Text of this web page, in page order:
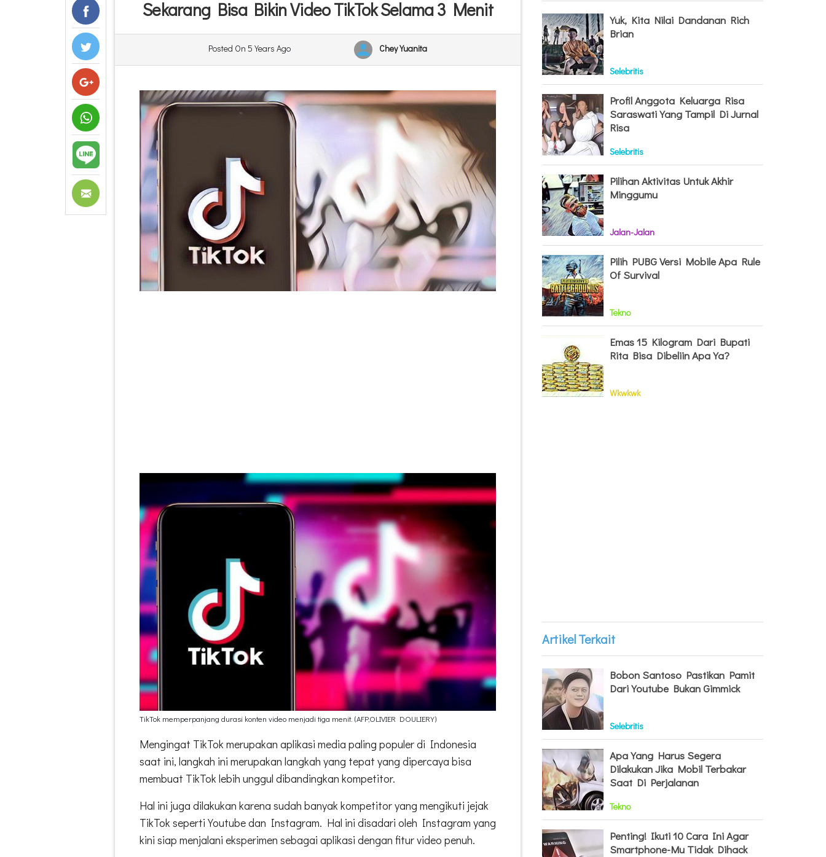
Sekarang Bisa Bikin Video TikTok Selama 3 Menit
Posted On 5 Years Ago Chey Yuanita
TikTok memperpanjang durasi konten video menjadi tiga menit. (AFP,OLIVIER DOULIERY)
Mengingat TikTok merupakan aplikasi media paling populer di Indonesia
saat ini, langkah ini merupakan langkah yang tepat yang dipercaya bisa
membuat TikTok lebih unggul dibandingkan kompetitor.
Hal ini juga dilakukan karena sudah banyak kompetitor yang mengikuti jejak
TikTok seperti Youtube dan Instagram. Hal ini disadari oleh Instagram yang
kini siap menjalani eksperimen sebagai aplikasi dengan fitur video penuh.
Yuk, Kita Nilai Dandanan Rich
Brian
Selebritis
Profil Anggota Keluarga Risa
Saraswati Yang Tampil Di Jurnal
Risa
Selebritis
Pilihan Aktivitas Untuk Akhir
Minggumu
Jalan-Jalan
Pilih PUBG Versi Mobile Apa Rule
Of Survival
Tekno
Emas 15 Kilogram Dari Bupati
Rita Bisa Dibeliin Apa Ya?
Wkwkwk
Artikel Terkait
Bobon Santoso Pastikan Pamit
Dari Youtube Bukan Gimmick
Selebritis
Apa Yang Harus Segera
Dilakukan Jika Mobil Terbakar
Saat Di Perjalanan
Tekno
Penting! Ikuti 10 Cara Ini Agar
Smartphone-Mu Tidak Dihack